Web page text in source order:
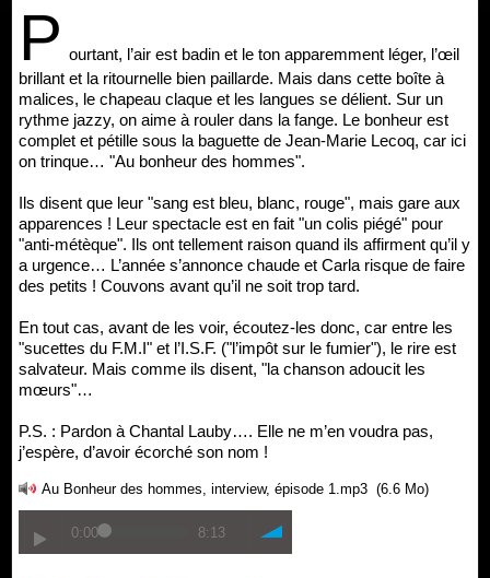
P ourtant, l’air est badin et le ton apparemment léger, l’œil
brillant et la ritournelle bien paillarde. Mais dans cette boîte à
malices, le chapeau claque et les langues se délient. Sur un
rythme jazzy, on aime à rouler dans la fange. Le bonheur est
complet et pétille sous la baguette de Jean-Marie Lecoq, car ici
on trinque… "Au bonheur des hommes".
Ils disent que leur "sang est bleu, blanc, rouge", mais gare aux
apparences ! Leur spectacle est en fait "un colis piégé" pour
"anti-métèque". Ils ont tellement raison quand ils affirment qu’il y
a urgence… L’année s’annonce chaude et Carla risque de faire
des petits ! Couvons avant qu’il ne soit trop tard.
En tout cas, avant de les voir, écoutez-les donc, car entre les
"sucettes du F.M.I" et l’I.S.F. ("l’impôt sur le fumier"), le rire est
salvateur. Mais comme ils disent, "la chanson adoucit les
mœurs"…
P.S. : Pardon à Chantal Lauby…. Elle ne m’en voudra pas,
j’espère, d’avoir écorché son nom !
Au Bonheur des hommes, interview, épisode 1.mp3 (6.6 Mo)
0:00 8:13